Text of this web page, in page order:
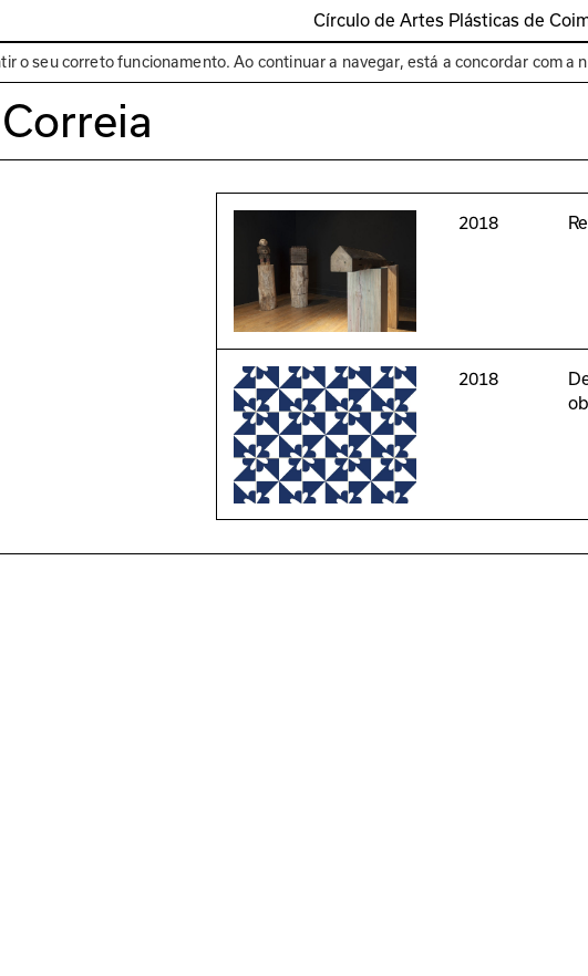
Círculo de Artes Plásticas de
Espaços
o seu correto funcionamento. Ao continuar a navegar, está a concordar com a
2018
2018